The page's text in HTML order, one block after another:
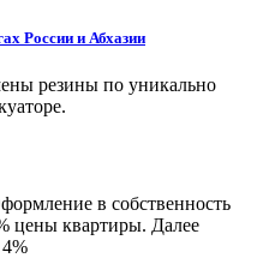
России и Абхазии
резины по уникально
в собственность
цены квартиры. Далее